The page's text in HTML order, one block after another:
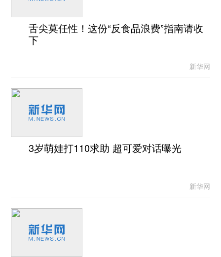
舌尖莫任性！这份“反食品浪费”指南请收
下
新华网
3岁萌娃打110求助 超可爱对话曝光
新华网